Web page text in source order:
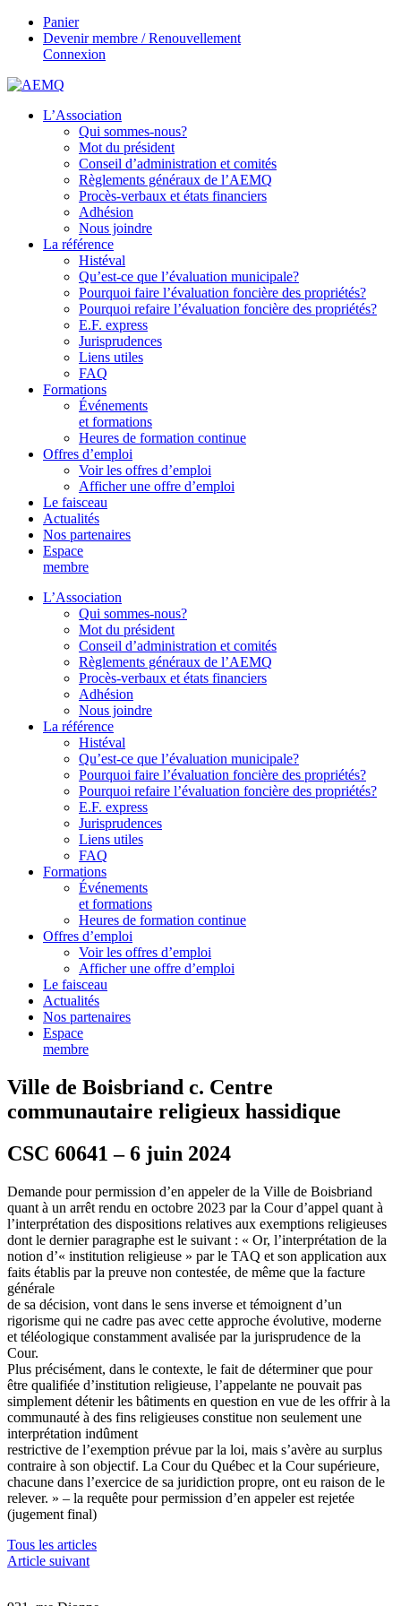
Panier
Devenir membre / Renouvellement
Connexion
L’Association
Qui sommes-nous?
Mot du président
Conseil d’administration et comités
Règlements généraux de l’AEMQ
Procès-verbaux et états financiers
Adhésion
Nous joindre
La référence
Histéval
Qu’est-ce que l’évaluation municipale?
Pourquoi faire l’évaluation foncière des propriétés?
Pourquoi refaire l’évaluation foncière des propriétés?
E.F. express
Jurisprudences
Liens utiles
FAQ
Formations
Événements
et formations
Heures de formation continue
Offres d’emploi
Voir les offres d’emploi
Afficher une offre d’emploi
Le faisceau
Actualités
Nos partenaires
Espace
membre
L’Association
Qui sommes-nous?
Mot du président
Conseil d’administration et comités
Règlements généraux de l’AEMQ
Procès-verbaux et états financiers
Adhésion
Nous joindre
La référence
Histéval
Qu’est-ce que l’évaluation municipale?
Pourquoi faire l’évaluation foncière des propriétés?
Pourquoi refaire l’évaluation foncière des propriétés?
E.F. express
Jurisprudences
Liens utiles
FAQ
Formations
Événements
et formations
Heures de formation continue
Offres d’emploi
Voir les offres d’emploi
Afficher une offre d’emploi
Le faisceau
Actualités
Nos partenaires
Espace
membre
Ville de Boisbriand c. Centre
communautaire religieux hassidique
CSC 60641 – 6 juin 2024
Demande pour permission d’en appeler de la Ville de Boisbriand
quant à un arrêt rendu en octobre 2023 par la Cour d’appel quant à
l’interprétation des dispositions relatives aux exemptions religieuses
dont le dernier paragraphe est le suivant : « Or, l’interprétation de la
notion d’« institution religieuse » par le TAQ et son application aux
faits établis par la preuve non contestée, de même que la facture
générale
de sa décision, vont dans le sens inverse et témoignent d’un
rigorisme qui ne cadre pas avec cette approche évolutive, moderne
et téléologique constamment avalisée par la jurisprudence de la
Cour.
Plus précisément, dans le contexte, le fait de déterminer que pour
être qualifiée d’institution religieuse, l’appelante ne pouvait pas
simplement détenir les bâtiments en question en vue de les offrir à la
communauté à des fins religieuses constitue non seulement une
interprétation indûment
restrictive de l’exemption prévue par la loi, mais s’avère au surplus
contraire à son objectif. La Cour du Québec et la Cour supérieure,
chacune dans l’exercice de sa juridiction propre, ont eu raison de le
relever. » – la requête pour permission d’en appeler est rejetée
(jugement final)
Tous les articles
Article suivant